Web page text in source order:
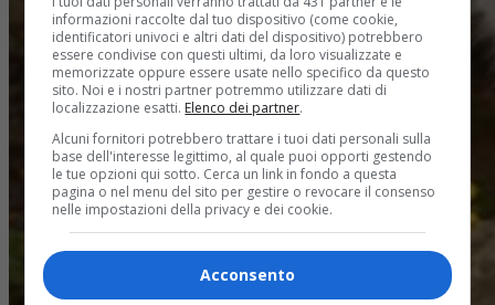
informazioni raccolte dal tuo dispositivo (come cookie,
identificatori univoci e altri dati del dispositivo) potrebbero
essere condivise con questi ultimi, da loro visualizzate e
memorizzate oppure essere usate nello specifico da questo
sito. Noi e i nostri partner potremmo utilizzare dati di
localizzazione esatti. Elenco dei partner.
Alcuni fornitori potrebbero trattare i tuoi dati personali sulla
base dell'interesse legittimo, al quale puoi opporti gestendo
le tue opzioni qui sotto. Cerca un link in fondo a questa
pagina o nel menu del sito per gestire o revocare il consenso
nelle impostazioni della privacy e dei cookie.
Acconsento